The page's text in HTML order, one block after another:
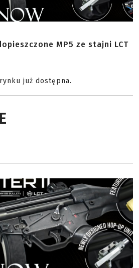
MP5 ze stajni LCT
już dostępna.